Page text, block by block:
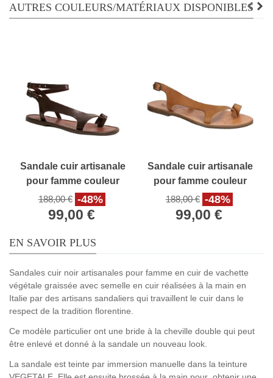
AUTRES COULEURS/MATÉRIAUX DISPONIBLES
Sandale cuir artisanale
pour famme couleur
tête de maure
188,00 € -48%
99,00 €
Sandale cuir artisanale
pour famme couleur
marron claire
188,00 € -48%
99,00 €
EN SAVOIR PLUS
Sandales cuir noir artisanales pour famme en cuir de vachette
végétale graissée avec semelle en cuir réalisées à la main en
Italie par des artisans sandaliers qui travaillent le cuir dans le
respect de la tradition florentine.
Ce modèle particulier ont une bride à la cheville double qui peut
être enlevé et donné à la sandale un nouveau look.
La sandale est teinte par immersion manuelle dans la teinture